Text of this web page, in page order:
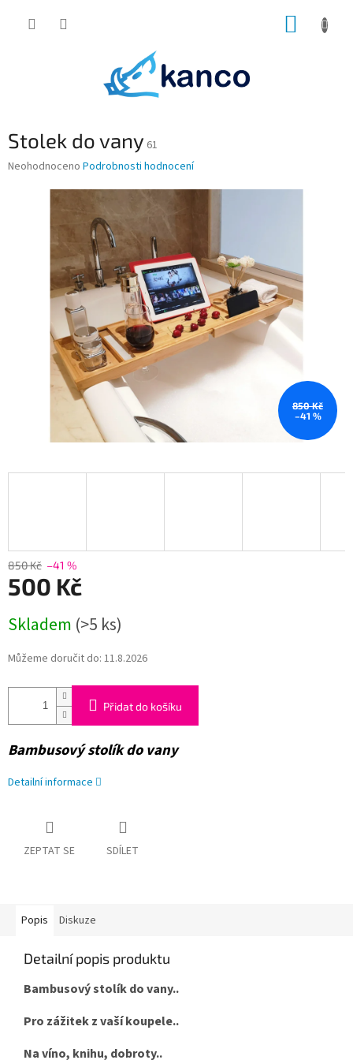
Stolek do vany 61
Průměrné
hvězdiček.
Neohodnoceno Podrobnosti hodnocení
850 Kč
–41 %
850 Kč –41 %
500 Kč
cena:
Skladem (>5 ks)
Můžeme doručit do: 11.8.2026
Přidat do košíku
Bambusový stolík do vany
Detailní informace
ZEPTAT SE SDÍLET
Popis Diskuze
Detailní popis produktu
Bambusový stolík do vany..
Pro zážitek z vaší koupele..
Na víno, knihu, dobroty..